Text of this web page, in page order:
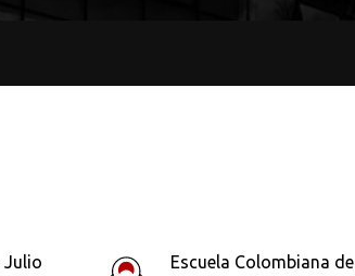
Julio
Escuela Colombiana